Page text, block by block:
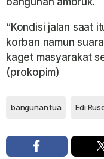
“Kondisi jalan saat
korban namun
kaget masyarakat
(prokopim)
bangunan tua Edi